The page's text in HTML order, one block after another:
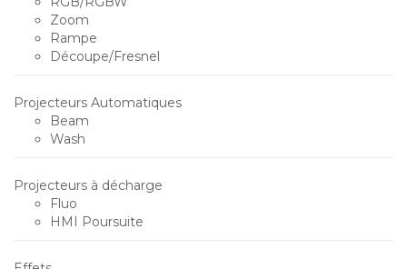
Zoom
Rampe
Découpe/Fresnel
Projecteurs Automatiques
Beam
Wash
Projecteurs à décharge
Fluo
HMI Poursuite